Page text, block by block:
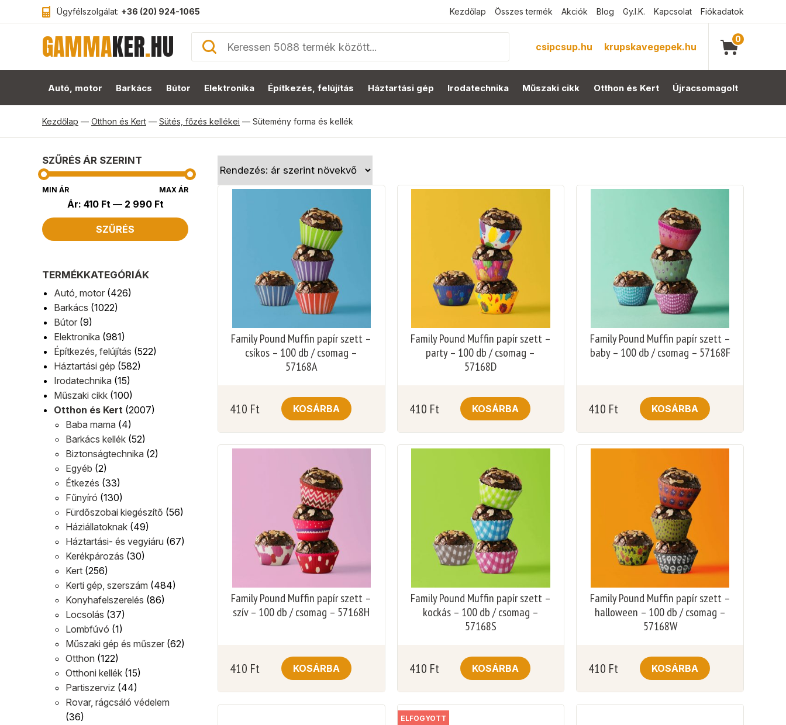
Ügyfélszolgálat: +36 (20) 924-1065 Kezdőlap Összes termék Akciók Blog Gy.I.K. Kapcsolat Fiókadatok
GAMMAKER.HU csipcsup.hu krupskavegepek.hu
0
Autó, motor Barkács Bútor Elektronika Építkezés, felújítás Háztartási gép Irodatechnika Műszaki cikk Otthon és Kert Újracsomagolt
Kezdőlap — Otthon és Kert — Sütés, főzés kellékei — Sütemény forma és kellék
SZŰRÉS ÁR SZERINT
MIN ÁR MAX ÁR
SZŰRÉS
Ár: 410 Ft— 2 990 Ft
TERMÉKKATEGÓRIÁK
Autó, motor (426)
Barkács (1022)
Bútor (9)
Elektronika (981)
Építkezés, felújítás (522)
Háztartási gép (582)
Irodatechnika (15)
Műszaki cikk (100)
Otthon és Kert (2007)
Baba mama (4)
Barkács kellék (52)
Biztonságtechnika (2)
Egyéb (2)
Étkezés (33)
Fűnyíró (130)
Fürdőszobai kiegészítő (56)
Háziállatoknak (49)
Háztartási- és vegyiáru (67)
Kerékpározás (30)
Kert (256)
Kerti gép, szerszám (484)
Konyhafelszerelés (86)
Locsolás (37)
Lombfúvó (1)
Műszaki gép és műszer (62)
Otthon (122)
Otthoni kellék (15)
Partiszerviz (44)
Rovar, rágcsáló védelem
(36)
Family Pound Muffin papír szett –
csíkos – 100 db / csomag –
57168A
410 Ft KOSÁRBA
Family Pound Muffin papír szett –
party – 100 db / csomag –
57168D
410 Ft KOSÁRBA
Family Pound Muffin papír szett –
baby – 100 db / csomag – 57168F
410 Ft KOSÁRBA
Family Pound Muffin papír szett –
szív – 100 db / csomag – 57168H
410 Ft KOSÁRBA
Family Pound Muffin papír szett –
kockás – 100 db / csomag –
57168S
410 Ft KOSÁRBA
Family Pound Muffin papír szett –
halloween – 100 db / csomag –
57168W
410 Ft KOSÁRBA
ELFOGYOTT